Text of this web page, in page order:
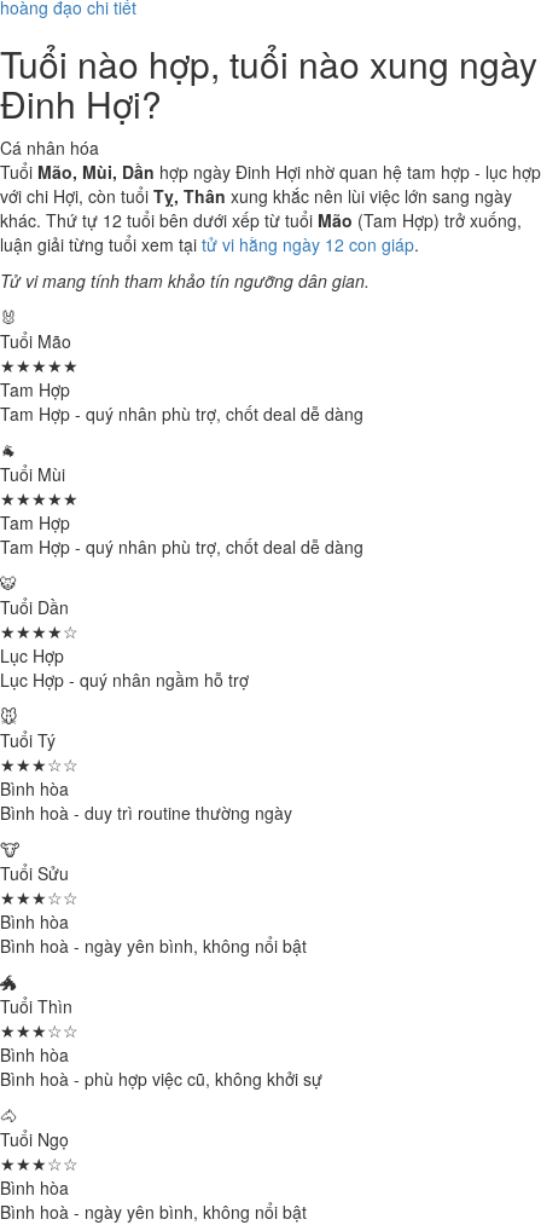
hoàng đạo chi tiết
Tuổi nào hợp, tuổi nào xung ngày
Đinh Hợi?
Cá nhân hóa
Tuổi Mão, Mùi, Dần hợp ngày Đinh Hợi nhờ quan hệ tam hợp - lục hợp
với chi Hợi, còn tuổi Tỵ, Thân xung khắc nên lùi việc lớn sang ngày
khác. Thứ tự 12 tuổi bên dưới xếp từ tuổi Mão (Tam Hợp) trở xuống,
luận giải từng tuổi xem tại tử vi hằng ngày 12 con giáp.
Tử vi mang tính tham khảo tín ngưỡng dân gian.
🐰
Tuổi Mão
★★★★★
Tam Hợp
Tam Hợp - quý nhân phù trợ, chốt deal dễ dàng
🐐
Tuổi Mùi
★★★★★
Tam Hợp
Tam Hợp - quý nhân phù trợ, chốt deal dễ dàng
🐯
Tuổi Dần
★★★★☆
Lục Hợp
Lục Hợp - quý nhân ngầm hỗ trợ
🐭
Tuổi Tý
★★★☆☆
Bình hòa
Bình hoà - duy trì routine thường ngày
🐮
Tuổi Sửu
★★★☆☆
Bình hòa
Bình hoà - ngày yên bình, không nổi bật
🐲
Tuổi Thìn
★★★☆☆
Bình hòa
Bình hoà - phù hợp việc cũ, không khởi sự
🐴
Tuổi Ngọ
★★★☆☆
Bình hòa
Bình hoà - ngày yên bình, không nổi bật